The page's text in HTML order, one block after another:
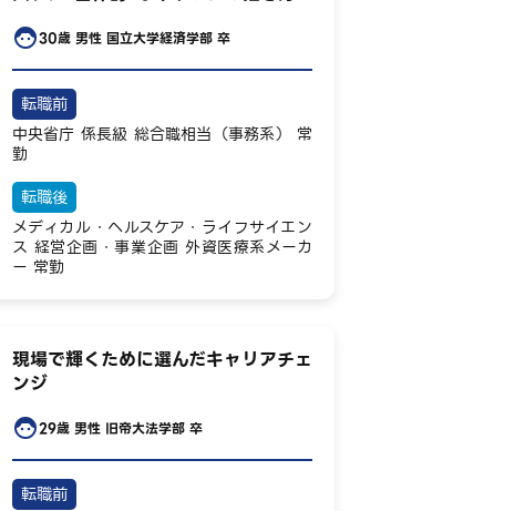
30歳 男性 国立大学経済学部 卒
転職前
中央省庁 係長級 総合職相当（事務系）
常
勤
転職後
メディカル・ヘルスケア・ライフサイエン
ス 経営企画・事業企画 外資医療系メーカ
ー 常勤
現場で輝くために選んだキャリアチェ
ンジ
29歳 男性 旧帝大法学部 卒
転職前